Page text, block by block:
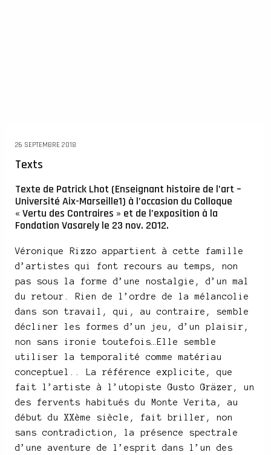
26 SEPTEMBRE 2018
Texts
Texte de Patrick Lhot (Enseignant histoire de l’art –
Université Aix-Marseille1) à l’occasion du Colloque
« Vertu des Contraires » et de l’exposition à la
Fondation Vasarely le 23 nov. 2012.
Véronique Rizzo appartient à cette famille
d’artistes qui font recours au temps, non
pas sous la forme d’une nostalgie, d’un mal
du retour. Rien de l’ordre de la mélancolie
dans son travail, qui, au contraire, semble
décliner les formes d’un jeu, d’un plaisir,
non sans ironie toutefois…Elle semble
utiliser la temporalité comme matériau
conceptuel.. La référence explicite, que
fait l’artiste à l’utopiste Gusto Gräzer, un
des fervents habitués du Monte Verita, au
début du XXème siècle, fait briller, non
sans contradiction, la présence spectrale
d’une aventure de l’esprit dans l’un des